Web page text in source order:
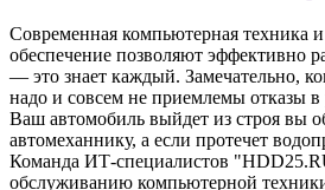
Современная компьютерная техника
обеспечение позволяют эффективно
— это знает каждый. Замечательно,
надо и совсем не приемлемы отказы в
Ваш автомобиль выйдет из строя вы
автомеханнику, а если протечет
Команда ИТ-специалистов
обслуживанию компьютерной